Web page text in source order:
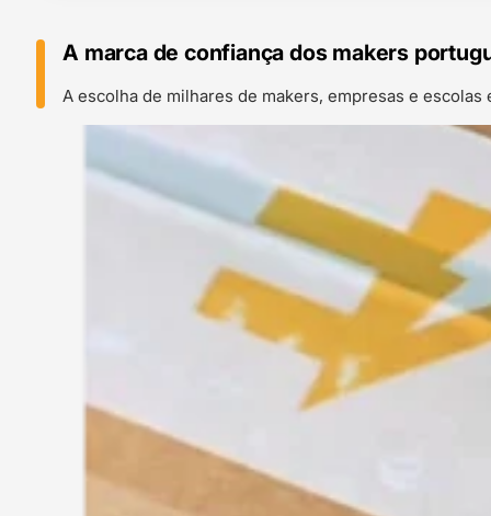
A marca de confiança dos makers
A escolha de milhares de makers, empresas e escolas